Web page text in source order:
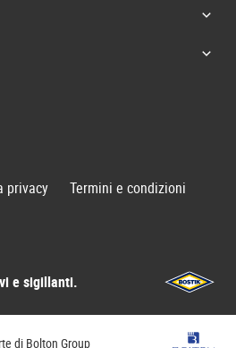
e sigillanti.
privacy
Termini e condizioni
di Bolton Group Bostik